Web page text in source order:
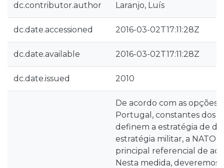
dc.contributor.author Laranjo, Luís
dc.date.accessioned 2016-03-02T17:11:28Z
dc.date.available 2016-03-02T17:11:28Z
dc.date.issued 2010
De acordo com as opções
Portugal, constantes dos
definem a estratégia de
estratégia militar, a NATO
principal referencial de
Nesta medida,